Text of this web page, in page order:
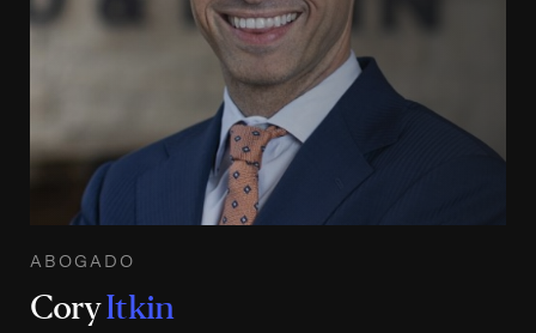
ABOGADO
CoryItkin